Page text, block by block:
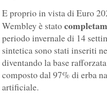
E proprio in vista di Euro
Wembley è stato
periodo invernale di 14
sintetica sono stati inseriti
diventando la base
composto dal 97% di erba
artificiale.